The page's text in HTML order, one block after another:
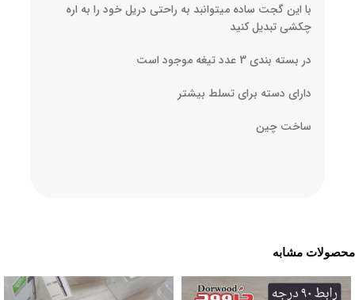
با این گجت ساده میتوانبد به راحتی دریل خود را به اره
چکشی تبدیل کنید
در بسته بندی 3 عدد تیغه موجود است
دارای دسته برای تسلط بیشتر
ساخت چین
محصولات مشابه